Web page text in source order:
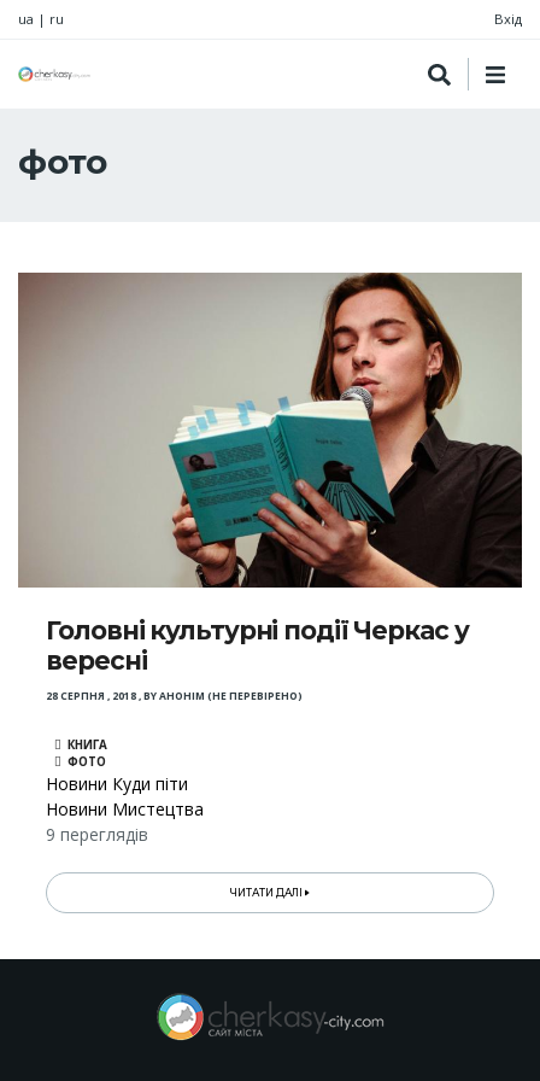
ua | ru Вхід
фото
Головні культурні події Черкас у
вересні
28 СЕРПНЯ , 2018,BYАНОНІМ (НЕ ПЕРЕВІРЕНО)
КНИГА
ФОТО
Новини Куди піти
Новини Мистецтва
9 переглядів
ЧИТАТИ ДАЛІ